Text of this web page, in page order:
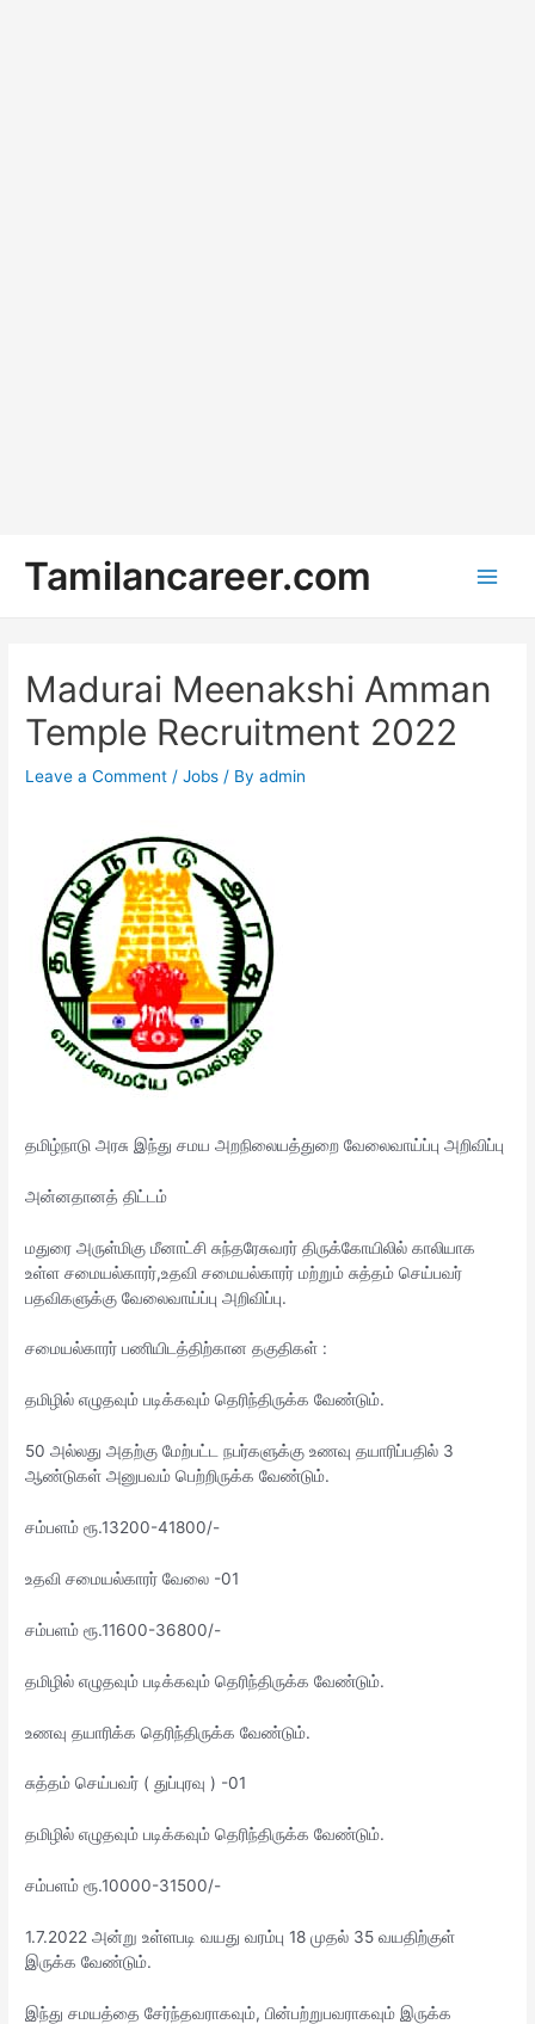
content
Tamilancareer.com
Madurai Meenakshi Amman
Temple Recruitment 2022
Leave a Comment /Jobs / Byadmin
தமிழ்நாடு அரசு இந்து சமய அறநிலையத்துறை வேலைவாய்ப்பு அறிவிப்பு
அன்னதானத் திட்டம்
மதுரை அருள்மிகு மீனாட்சி சுந்தரேசுவரர் திருக்கோயிலில் காலியாக
உள்ள சமையல்காரர்,உதவி சமையல்காரர் மற்றும் சுத்தம் செய்பவர்
பதவிகளுக்கு வேலைவாய்ப்பு அறிவிப்பு.
சமையல்காரர் பணியிடத்திற்கான தகுதிகள் :
தமிழில் எழுதவும் படிக்கவும் தெரிந்திருக்க வேண்டும்.
50 அல்லது அதற்கு மேற்பட்ட நபர்களுக்கு உணவு தயாரிப்பதில் 3
ஆண்டுகள் அனுபவம் பெற்றிருக்க வேண்டும்.
சம்பளம் ரூ.13200-41800/-
உதவி சமையல்காரர் வேலை -01
சம்பளம் ரூ.11600-36800/-
தமிழில் எழுதவும் படிக்கவும் தெரிந்திருக்க வேண்டும்.
உணவு தயாரிக்க தெரிந்திருக்க வேண்டும்.
சுத்தம் செய்பவர் ( துப்புரவு ) -01
தமிழில் எழுதவும் படிக்கவும் தெரிந்திருக்க வேண்டும்.
சம்பளம் ரூ.10000-31500/-
1.7.2022 அன்று உள்ளபடி வயது வரம்பு 18 முதல் 35 வயதிற்குள்
இருக்க வேண்டும்.
இந்து சமயத்தை சேர்ந்தவராகவும், பின்பற்றுபவராகவும் இருக்க